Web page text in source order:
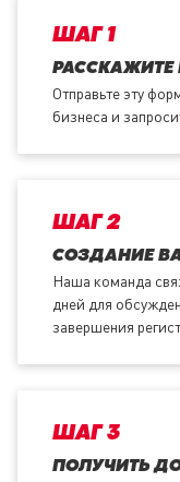
ШАГ 1
Отправьте эту
бизнеса и
ШАГ 2
СОЗДАНИЕ
Наша команда
дней для
завершения
ШАГ 3
ПОЛУЧИТЬ